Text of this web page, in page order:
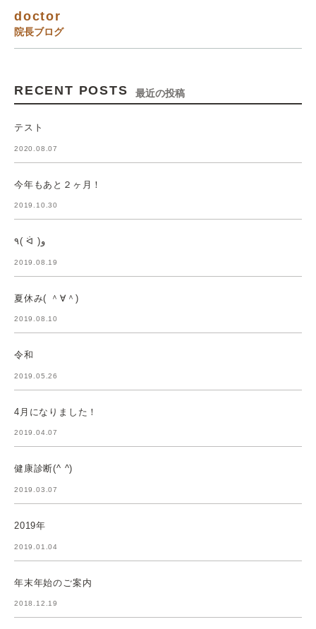
doctor
院長ブログ
RECENT POSTS 最近の投稿
テスト
2020.08.07
今年もあと２ヶ月！
2019.10.30
٩( ᐛ )و
2019.08.19
夏休み( ＾∀＾)
2019.08.10
令和
2019.05.26
4月になりました！
2019.04.07
健康診断(^ ^)
2019.03.07
2019年
2019.01.04
年末年始のご案内
2018.12.19